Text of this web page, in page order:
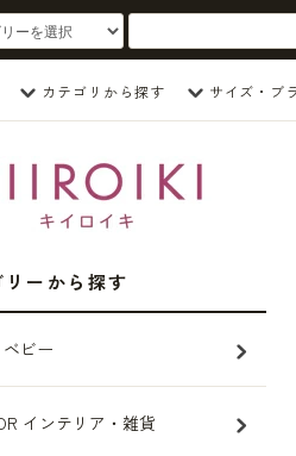
カテゴリから探す サイズ・ブ
リーから探す
ビー
インテリア・雑貨